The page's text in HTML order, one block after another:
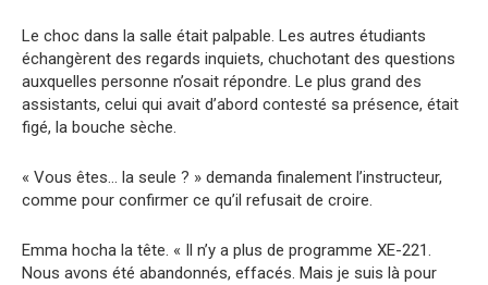
Le choc dans la salle était palpable. Les autres étudiants
échangèrent des regards inquiets, chuchotant des questions
auxquelles personne n’osait répondre. Le plus grand des
assistants, celui qui avait d’abord contesté sa présence, était
figé, la bouche sèche.
« Vous êtes… la seule ? » demanda finalement l’instructeur,
comme pour confirmer ce qu’il refusait de croire.
Emma hocha la tête. « Il n’y a plus de programme XE-221.
Nous avons été abandonnés, effacés. Mais je suis là pour